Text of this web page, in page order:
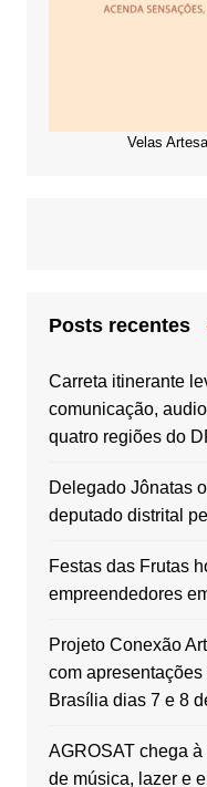
Velas
Posts recentes
Carreta itinerante
comunicação,
quatro regiões do
Delegado Jônatas
deputado distrital
Festas das Frutas
empreendedores
Projeto Conexão
com
Brasília dias 7 e 8
AGROSAT chega
de música, lazer e